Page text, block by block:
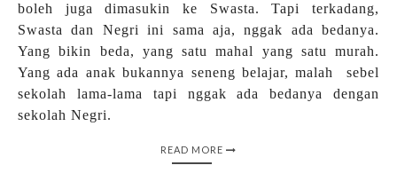
boleh juga dimasukin ke Swasta. Tapi terkadang,
Swasta dan Negri ini sama aja, nggak ada bedanya.
Yang bikin beda, yang satu mahal yang satu murah.
Yang ada anak bukannya seneng belajar, malah sebel
sekolah lama-lama tapi nggak ada bedanya dengan
sekolah Negri.
READ MORE